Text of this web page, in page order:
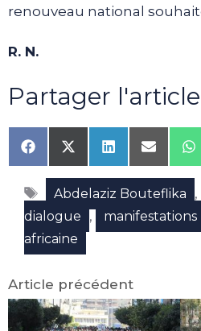
renouveau national
R. N.
Partager l'article
Share
on
Facebook
Share
on
X
(Twitter)
Share
on
LinkedIn
Share
on
Email
Étiquettes
Abdelaziz Bouteflika ,
dialogue
,
africaine
Article précédent